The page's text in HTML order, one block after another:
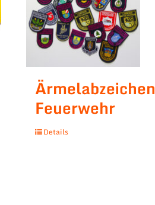
Ärmelabzeichen
Feuerwehr
Details